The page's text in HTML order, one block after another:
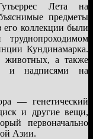
Лета на
предметы
его коллекции были
Кундинамарка.
а также
и надписями на
— генетический
и другие вещи,
первоначально
Азии.